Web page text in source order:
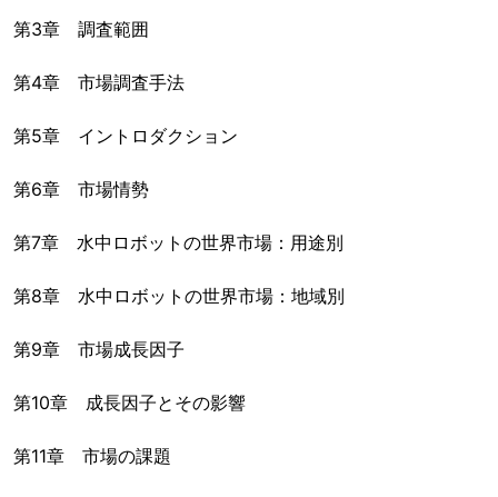
第3章 調査範囲
第4章 市場調査手法
第5章 イントロダクション
第6章 市場情勢
第7章 水中ロボットの世界市場：用途別
第8章 水中ロボットの世界市場：地域別
第9章 市場成長因子
第10章 成長因子とその影響
第11章 市場の課題